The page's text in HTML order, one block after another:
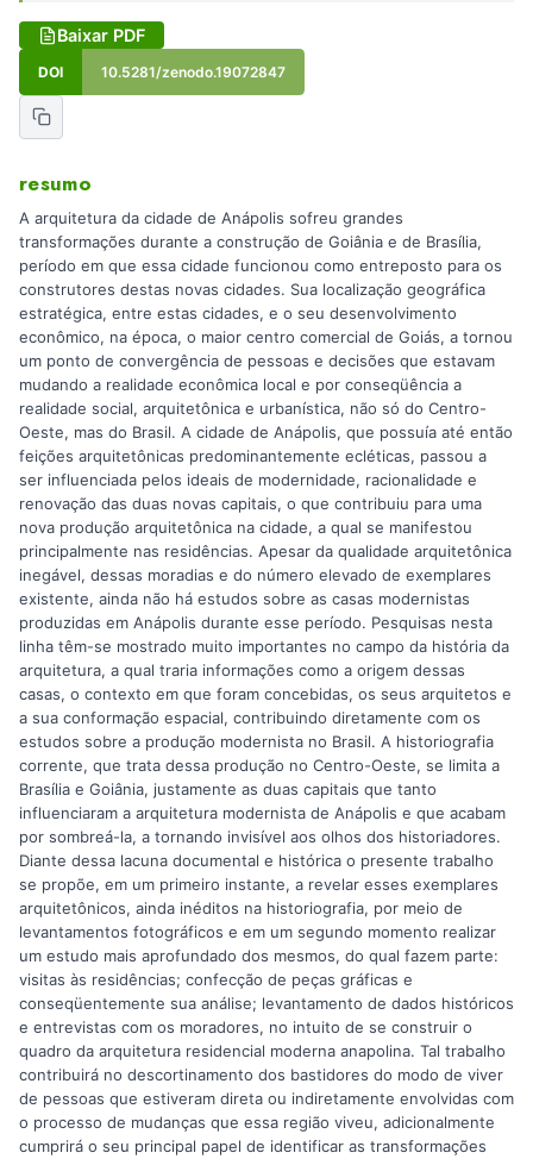
Baixar PDF
DOI 10.5281/zenodo.19072847
resumo
A arquitetura da cidade de Anápolis sofreu grandes
transformações durante a construção de Goiânia e de Brasília,
período em que essa cidade funcionou como entreposto para os
construtores destas novas cidades. Sua localização geográfica
estratégica, entre estas cidades, e o seu desenvolvimento
econômico, na época, o maior centro comercial de Goiás, a tornou
um ponto de convergência de pessoas e decisões que estavam
mudando a realidade econômica local e por conseqüência a
realidade social, arquitetônica e urbanística, não só do Centro-
Oeste, mas do Brasil. A cidade de Anápolis, que possuía até então
feições arquitetônicas predominantemente ecléticas, passou a
ser influenciada pelos ideais de modernidade, racionalidade e
renovação das duas novas capitais, o que contribuiu para uma
nova produção arquitetônica na cidade, a qual se manifestou
principalmente nas residências. Apesar da qualidade arquitetônica
inegável, dessas moradias e do número elevado de exemplares
existente, ainda não há estudos sobre as casas modernistas
produzidas em Anápolis durante esse período. Pesquisas nesta
linha têm-se mostrado muito importantes no campo da história da
arquitetura, a qual traria informações como a origem dessas
casas, o contexto em que foram concebidas, os seus arquitetos e
a sua conformação espacial, contribuindo diretamente com os
estudos sobre a produção modernista no Brasil. A historiografia
corrente, que trata dessa produção no Centro-Oeste, se limita a
Brasília e Goiânia, justamente as duas capitais que tanto
influenciaram a arquitetura modernista de Anápolis e que acabam
por sombreá-la, a tornando invisível aos olhos dos historiadores.
Diante dessa lacuna documental e histórica o presente trabalho
se propõe, em um primeiro instante, a revelar esses exemplares
arquitetônicos, ainda inéditos na historiografia, por meio de
levantamentos fotográficos e em um segundo momento realizar
um estudo mais aprofundado dos mesmos, do qual fazem parte:
visitas às residências; confecção de peças gráficas e
conseqüentemente sua análise; levantamento de dados históricos
e entrevistas com os moradores, no intuito de se construir o
quadro da arquitetura residencial moderna anapolina. Tal trabalho
contribuirá no descortinamento dos bastidores do modo de viver
de pessoas que estiveram direta ou indiretamente envolvidas com
o processo de mudanças que essa região viveu, adicionalmente
cumprirá o seu principal papel de identificar as transformações